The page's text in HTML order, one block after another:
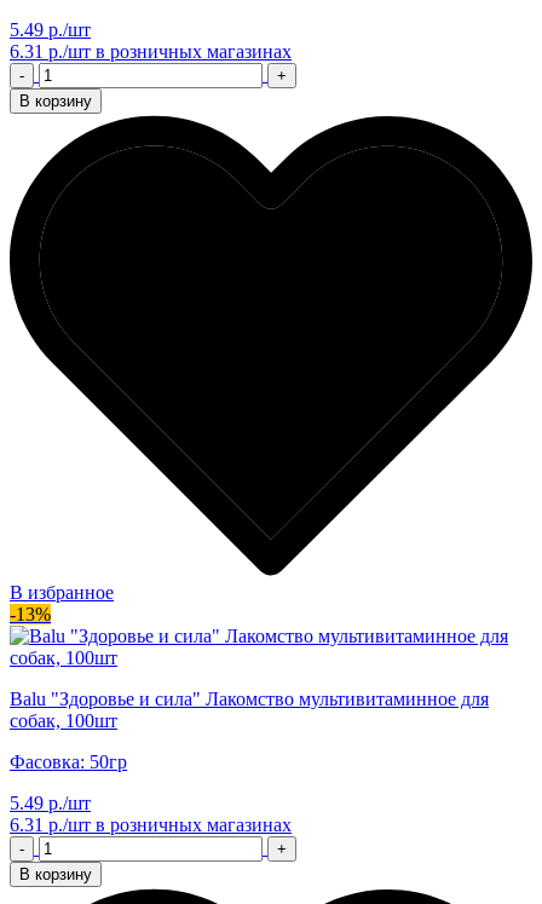
5.49 р./шт
6.31 р./шт в розничных магазинах
-
+
В корзину
В избранное
-13%
Balu "Здоровье и сила" Лакомство мультивитаминное для
собак, 100шт
Фасовка: 50гр
5.49 р./шт
6.31 р./шт в розничных магазинах
-
+
В корзину